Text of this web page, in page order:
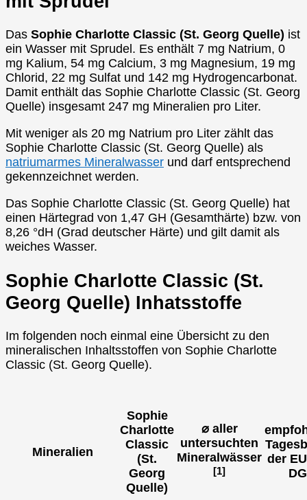
Das Sophie Charlotte Classic (St. Georg Quelle) ist
ein Wasser mit Sprudel. Es enthält 7 mg Natrium, 0
mg Kalium, 54 mg Calcium, 3 mg Magnesium, 19 mg
Chlorid, 22 mg Sulfat und 142 mg Hydrogencarbonat.
Damit enthält das Sophie Charlotte Classic (St. Georg
Quelle) insgesamt 247 mg Mineralien pro Liter.
Mit weniger als 20 mg Natrium pro Liter zählt das
Sophie Charlotte Classic (St. Georg Quelle) als
natriumarmes Mineralwasser und darf entsprechend
gekennzeichnet werden.
Das Sophie Charlotte Classic (St. Georg Quelle) hat
einen Härtegrad von 1,47 GH (Gesamthärte) bzw. von
8,26 °dH (Grad deutscher Härte) und gilt damit als
weiches Wasser.
Sophie Charlotte Classic (St.
Georg Quelle) Inhatsstoffe
Im folgenden noch einmal eine Übersicht zu den
mineralischen Inhaltsstoffen von Sophie Charlotte
Classic (St. Georg Quelle).
Mineralien
Sophie
Charlotte
Classic
(St.
Georg
Quelle)
⌀ aller
untersuchten
Mineralwässer
[1]
der